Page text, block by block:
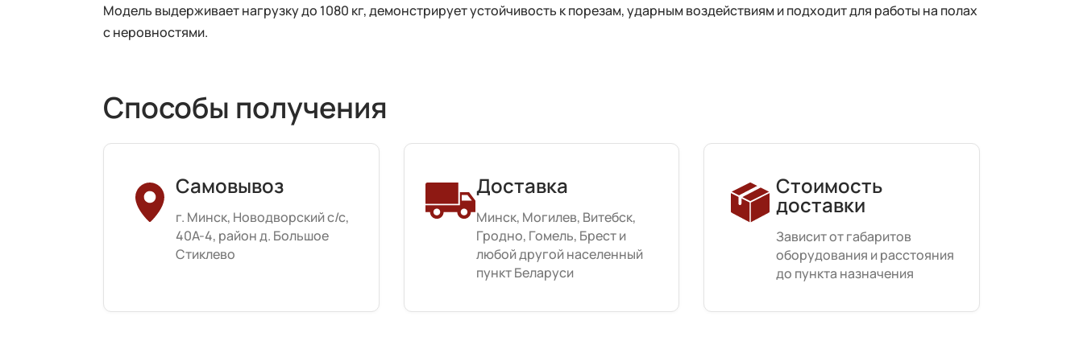
Модель выдерживает нагрузку до 1080 кг, демонстрирует устойчивость к порезам, ударным воздействиям и подходит для работы на полах
с неровностями.
Способы получения
Самовывоз
г. Минск, Новодворский с/с,
40А-4, район д. Большое
Стиклево
Доставка
Минск, Могилев, Витебск,
Гродно, Гомель, Брест и
любой другой населенный
пункт Беларуси
Стоимость
доставки
Зависит от габаритов
оборудования и расстояния
до пункта назначения